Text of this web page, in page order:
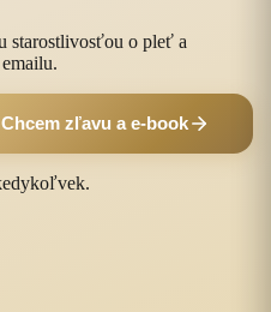
starostlivosťou o pleť a
Chcem zľavu a e-book